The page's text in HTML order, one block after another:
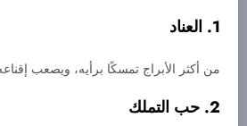
1. العناد
من أكثر الأبراج تمسكًا برأيه، ويصعب
2. حب التملك